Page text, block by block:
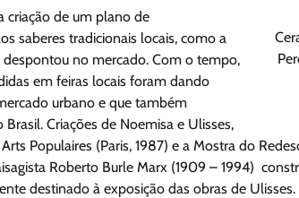
criação de um plano de
saberes tradicionais locais, como a
despontou no mercado. Com o tempo,
em feiras locais foram dando
urbano e que também
Criações de Noemisa e Ulisses,
Populaires (Paris, 1987) e a Mostra do
Roberto Burle Marx (1909 – 1994)
destinado à exposição das obras de